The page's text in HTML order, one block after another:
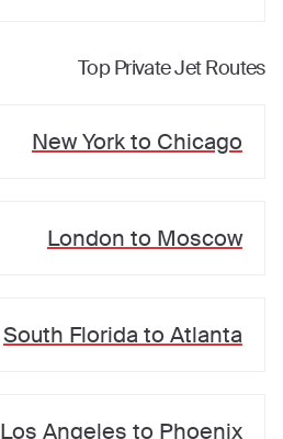
Top Private Jet Routes
New Yorkto Chicago
London to Moscow
South Florida to Atlanta
Los Angeles to Phoenix